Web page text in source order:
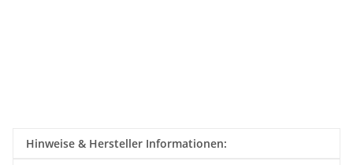
Hinweise & Hersteller Informationen: